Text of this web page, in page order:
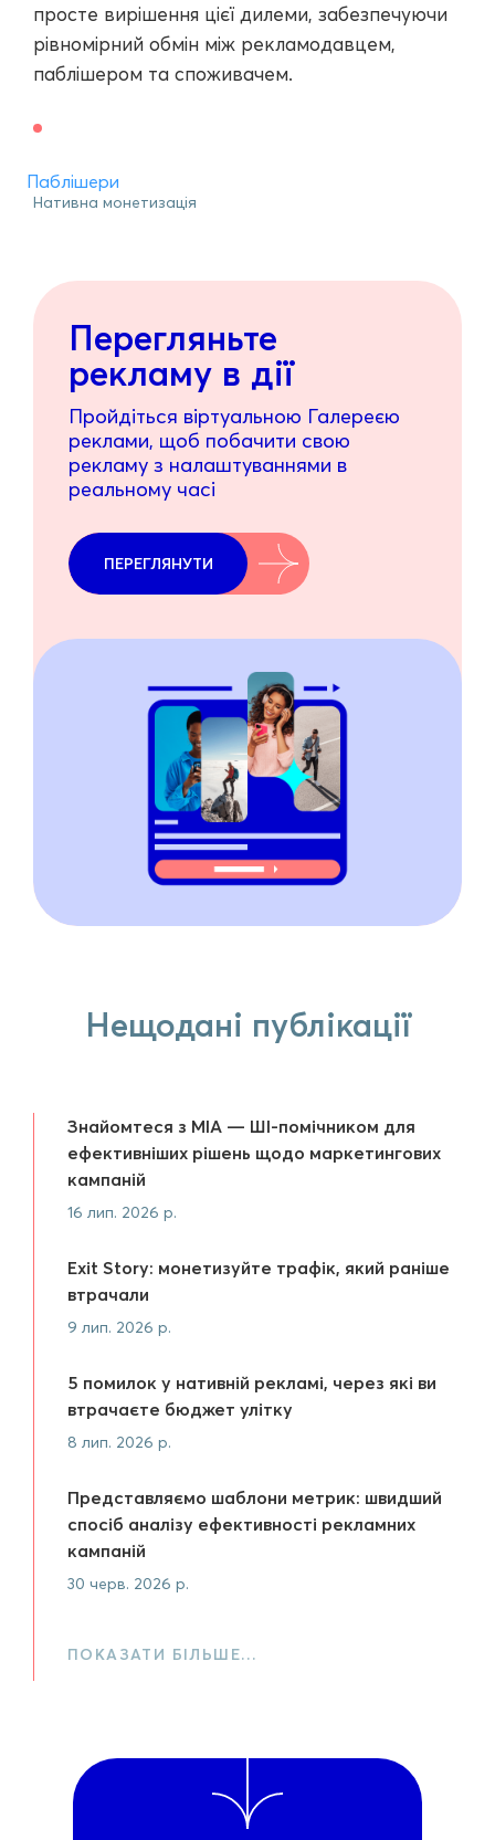
просте вирішення цієї дилеми, забезпечуючи
рівномірний обмін між рекламодавцем,
паблішером та споживачем.
Паблішери
Нативна монетизація
Перегляньте
рекламу в дії
Пройдіться віртуальною Галереєю
реклами, щоб побачити свою
рекламу з налаштуваннями в
реальному часі
ПЕРЕГЛЯНУТИ
Нещодані публікації
Знайомтеся з MIA — ШІ-помічником для
ефективніших рішень щодо маркетингових
кампаній
16 лип. 2026 р.
Exit Story: монетизуйте трафік, який раніше
втрачали
9 лип. 2026 р.
5 помилок у нативній рекламі, через які ви
втрачаєте бюджет улітку
8 лип. 2026 р.
Представляємо шаблони метрик: швидший
спосіб аналізу ефективності рекламних
кампаній
30 черв. 2026 р.
ПОКАЗАТИ БІЛЬШЕ…